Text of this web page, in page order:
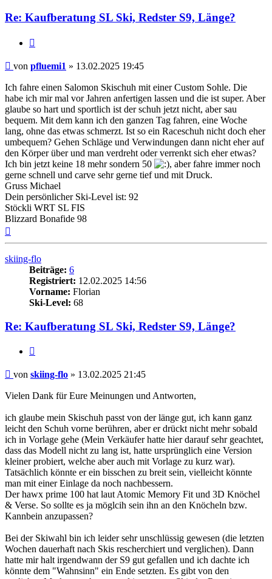
Re: Kaufberatung SL Ski, Redster S9, Länge?
Beitrag
von pfluemi1 » 13.02.2025 19:45
Ich fahre einen Salomon Skischuh mit einer Custom Sohle. Die
habe ich mir mal vor Jahren anfertigen lassen und die ist super. Aber
glaube so hart und sportlich ist der schuh jetzt nicht, aber sau
bequem. Mit dem kann ich den ganzen Tag fahren, eine Woche
lang, ohne das etwas schmerzt. Ist so ein Raceschuh nicht doch eher
umbequem? Gehen Schläge und Verwindungen dann nicht eher auf
den Körper über und man verdreht oder verrenkt sich eher etwas?
Ich bin jetzt keine 18 mehr sondern 50
, aber fahre immer noch
gerne schnell und carve sehr gerne tief und mit Druck.
Gruss Michael
Dein persönlicher Ski-Level ist: 92
Stöckli WRT SL FIS
Blizzard Bonafide 98
skiing-flo
Beiträge: 6
Registriert: 12.02.2025 14:56
Vorname: Florian
Ski-Level: 68
Re: Kaufberatung SL Ski, Redster S9, Länge?
Beitrag
von skiing-flo » 13.02.2025 21:45
Vielen Dank für Eure Meinungen und Antworten,
ich glaube mein Skischuh passt von der länge gut, ich kann ganz
leicht den Schuh vorne berühren, aber er drückt nicht mehr sobald
ich in Vorlage gehe (Mein Verkäufer hatte hier darauf sehr geachtet,
dass das Modell nicht zu lang ist, hatte ursprünglich eine Version
kleiner probiert, welche aber auch mit Vorlage zu kurz war).
Tatsächlich könnte er ein bisschen zu breit sein, vielleicht könnte
man mit einer Einlage da noch nachbessern.
Der hawx prime 100 hat laut Atomic Memory Fit und 3D Knöchel
& Verse. So sollte es ja möglcih sein ihn an den Knöcheln bzw.
Kannbein anzupassen?
Bei der Skiwahl bin ich leider sehr unschlüssig gewesen (die letzten
Wochen dauerhaft nach Skis rescherchiert und verglichen). Dann
hatte mir halt irgendwann der S9 gut gefallen und ich dachte ich
könnte dem "Wahnsinn" ein Ende setzten. Es gibt von den